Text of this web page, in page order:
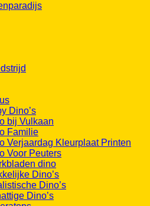
bij Vulkaan
Familie
Verjaardag Kleurplaat Printen
Voor Peuters
dino
Dino’s
Dino’s
Dino’s